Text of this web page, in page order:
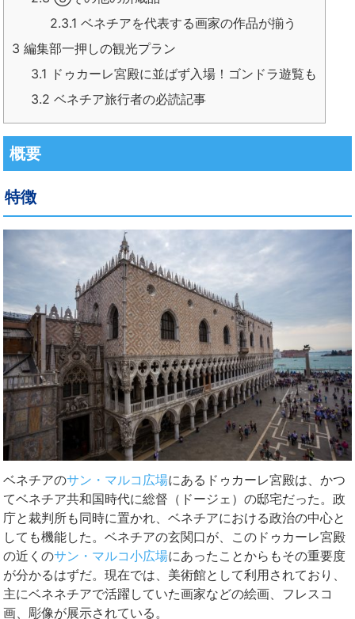
2.3.1 ベネチアを代表する画家の作品が揃う
3 編集部一押しの観光プラン
3.1 ドゥカーレ宮殿に並ばず入場！ゴンドラ遊覧も
3.2 ベネチア旅行者の必読記事
概要
特徴
ベネチアのサン・マルコ広場にあるドゥカーレ宮殿は、かつ
てベネチア共和国時代に総督（ドージェ）の邸宅だった。政
庁と裁判所も同時に置かれ、ベネチアにおける政治の中心と
しても機能した。ベネチアの玄関口が、このドゥカーレ宮殿
の近くのサン・マルコ小広場にあったことからもその重要度
が分かるはずだ。現在では、美術館として利用されており、
主にベネネチアで活躍していた画家などの絵画、フレスコ
画、彫像が展示されている。